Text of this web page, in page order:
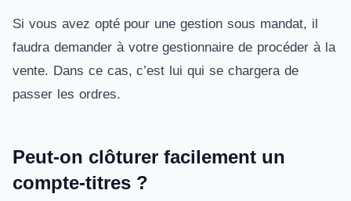
Si vous avez opté pour une gestion sous mandat, il
faudra demander à votre gestionnaire de procéder à la
vente. Dans ce cas, c’est lui qui se chargera de
passer les ordres.
Peut-on clôturer facilement un
compte-titres ?